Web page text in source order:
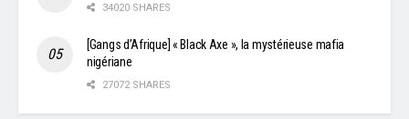
34020 SHARES
[Gangs d’Afrique] « Black Axe », la mystérieuse mafia
nigériane
27072 SHARES